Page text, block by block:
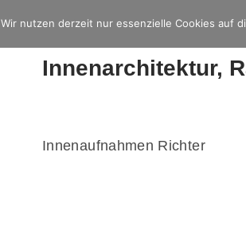
Innenarchitektur,
Innenaufnahmen Richter
Wir nutzen derzeit nur essenzielle Cookies auf